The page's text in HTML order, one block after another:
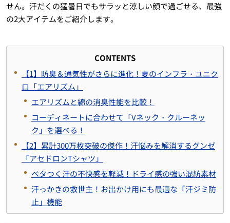
せん。汗だくの猛暑日でもサラッと涼しい顔で過ごせる、最強
の2大アイテムをご紹介します。
CONTENTS
【1】防臭＆通気性がさらに進化！夏のインフラ・ユニク
ロ「エアリズム」
エアリズムと綿の消臭性能を比較！
コーディネートに合わせて「Vネック・クルーネッ
ク」を選べる！
【2】累計300万枚突破の傑作！汗悩みを解消するグンゼ
「アセドロンTシャツ」
ベタつく汗の不快感を軽減！ドライ感の強い混紡素材
汗っかきの救世主！お出かけ用にも最適な「汗ジミ防
止」機能